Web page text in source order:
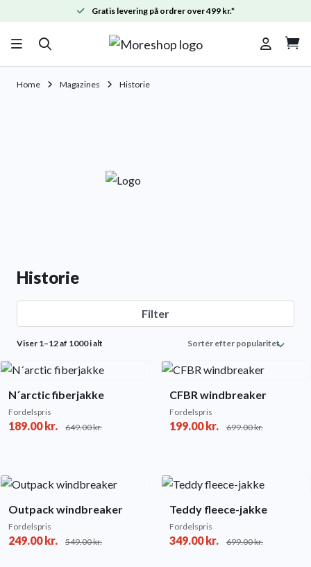
Gratis levering på ordrer over 499 kr.*

Home Magazines Historie
Historie
Filter
Viser 1–12 af 1000 i alt
N´arctic fiberjakke
Fordelspris
189.00kr. 649.00kr.
CFBR windbreaker
Fordelspris
199.00kr. 699.00kr.
Outpack windbreaker
Fordelspris
249.00kr. 549.00kr.
Teddy fleece-jakke
Fordelspris
349.00kr. 699.00kr.